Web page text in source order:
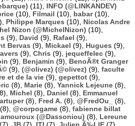
(11), INFO (@LINKANDEV)
(10), Filmail (10), babar(10),
Philippe Marques (10), Nicolas Andre
Nizon (@MichelNizon) (10),
(9), David (9), Rafael (9),
Bervas (9), Mickael (9), Hugues (9),
(9), Chris (9), jequeffelec (9),
(9), Benjamin (9), BenoÃ®t Granger
(9), (@olivez) (@olivez) (9), faculte
et de la vie (9), gepettot (9),
(8), Marie (8), Yannick Lejeune (8),
Michel (8), Daniel (8), Emmanuel
(8), Fred A. (8), @FredOu_
(8),
(8), @corpogame (8), fabienne billat
(@Dassoniou) (8), Lereune